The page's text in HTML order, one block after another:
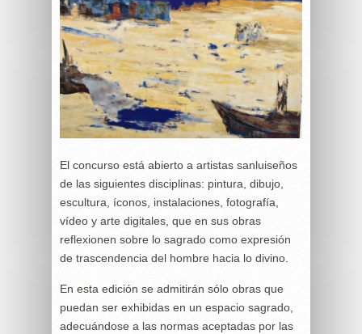
El concurso está abierto a artistas sanluiseños
de las siguientes disciplinas: pintura, dibujo,
escultura, íconos, instalaciones, fotografía,
vídeo y arte digitales, que en sus obras
reflexionen sobre lo sagrado como expresión
de trascendencia del hombre hacia lo divino.
En esta edición se admitirán sólo obras que
puedan ser exhibidas en un espacio sagrado,
adecuándose a las normas aceptadas por las